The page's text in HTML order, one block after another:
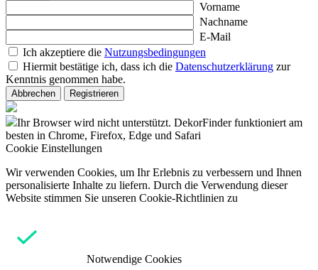
Vorname
Nachname
E-Mail
Ich akzeptiere die Nutzungsbedingungen
Hiermit bestätige ich, dass ich die Datenschutzerklärung zur
Kenntnis genommen habe.
Abbrechen Registrieren
Ihr Browser wird nicht unterstützt. DekorFinder funktioniert am
besten in Chrome, Firefox, Edge und Safari
Cookie Einstellungen
Wir verwenden Cookies, um Ihr Erlebnis zu verbessern und Ihnen
personalisierte Inhalte zu liefern. Durch die Verwendung dieser
Website stimmen Sie unseren Cookie-Richtlinien zu
Notwendige Cookies